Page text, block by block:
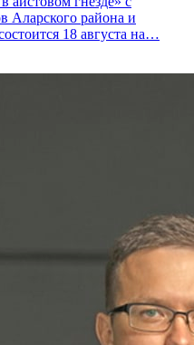
Аларского района и
18 августа на…